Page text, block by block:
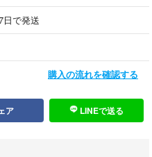
っても目立たないきれいなもの
が気にならないもの
みられるもの
せんので予めご了承ください。
日で発送
購入の流れを確認する
ア LINEで送る